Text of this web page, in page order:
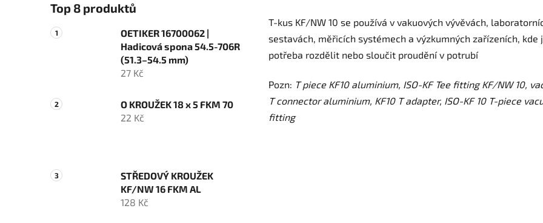
Top 8 produktů
OETIKER 16700062 |
Hadicová spona 54.5-706R
(51.3–54.5 mm)
27 Kč
O KROUŽEK 18 x 5 FKM 70
22 Kč
STŘEDOVÝ KROUŽEK
KF/NW 16 FKM AL
128 Kč
T-kus KF/NW 10 se používá v vakuových vývěvách,
sestavách, měřicích systémech a výzkumných zařízeních, kde
potřeba rozdělit nebo sloučit proudění v potrubí
Pozn: T piece KF10 aluminium, ISO-KF Tee fitting KF/NW 10,
T connector aluminium, KF10 T adapter, ISO-KF 10 T-piece
fitting